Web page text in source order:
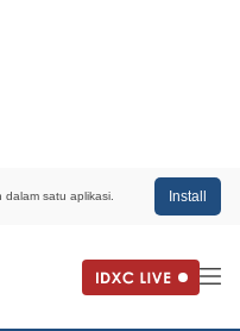
satu aplikasi. Install